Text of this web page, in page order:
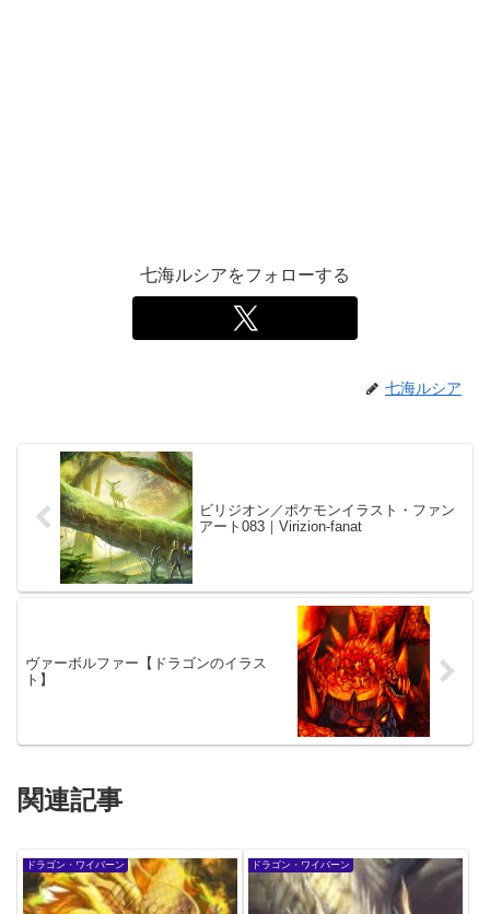
七海ルシアをフォローする
七海ルシア
ビリジオン／ポケモンイラスト・ファン
アート083｜Virizion-fanat
ヴァーボルファー【ドラゴンのイラス
ト】
関連記事
ドラゴン・ワイバーン ドラゴン・ワイバーン